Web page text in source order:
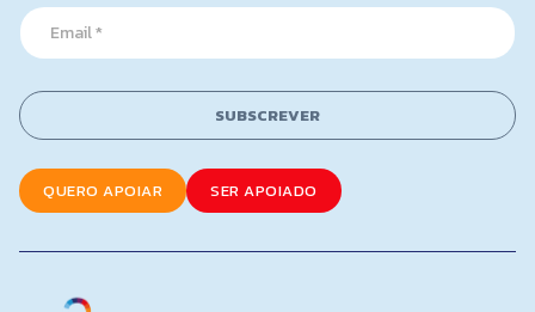
a
m
*
N
a
e
E
m
a
l
*
SUBSCREVER
QUERO APOIAR SER APOIADO